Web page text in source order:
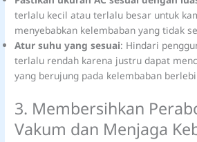
terlalu kecil atau terlalu besar untuk
menyebabkan kelembaban yang tidak
Atur suhu yang sesuai: Hindari
terlalu rendah karena justru dapat
yang berujung pada kelembaban
3. Membersihkan
Vakum dan Menjaga